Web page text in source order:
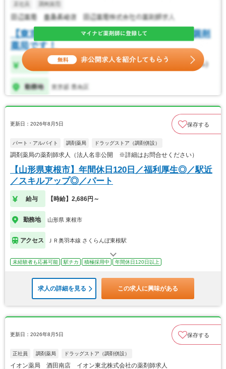
更新日：2026年8月5日 保存する
パート・アルバイト 調剤薬局 ドラッグストア（調剤併設）
調剤薬局の薬剤師求人（法人名非公開 ※詳細はお問合せください）
【山形県東根市】年間休日120日／福利厚生◎／駅近
／スキルアップ◎／パート
給与 【時給】2,686円～
勤務地 山形県 東根市
アクセス ＪＲ奥羽本線 さくらんぼ東根駅
未経験者も応募可能 駅チカ 積極採用中 年間休日120日以上
求人の詳細を見る この求人に興味がある
更新日：2026年8月5日 保存する
正社員 調剤薬局 ドラッグストア（調剤併設）
イオン薬局 酒田南店 イオン東北株式会社の薬剤師求人